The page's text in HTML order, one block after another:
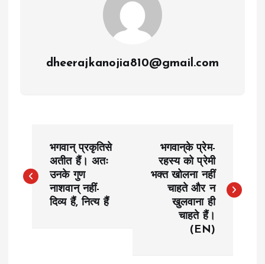
dheerajkanojia810@gmail.com
o
भगवान् प्रकृतिसे
अतीत हैं। अतः
उनके गुण
नाशवान् नहीं-
दिव्य हैं, नित्य हैं
भगवान्‌के प्रेम-
रहस्य को प्रेमी
भक्त खोलना नहीं
चाहते और न
खुलवाना ही
चाहते हैं।
(EN)